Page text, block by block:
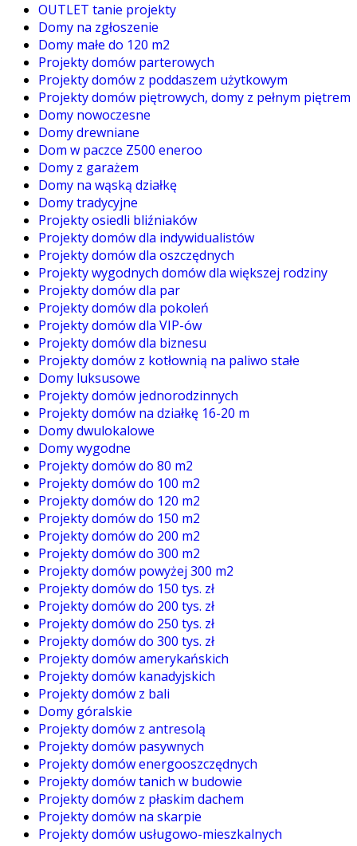
OUTLET tanie projekty
Domy na zgłoszenie
Domy małe do 120 m2
Projekty domów parterowych
Projekty domów z poddaszem użytkowym
Projekty domów piętrowych, domy z pełnym piętrem
Domy nowoczesne
Domy drewniane
Dom w paczce Z500 eneroo
Domy z garażem
Domy na wąską działkę
Domy tradycyjne
Projekty osiedli bliźniaków
Projekty domów dla indywidualistów
Projekty domów dla oszczędnych
Projekty wygodnych domów dla większej rodziny
Projekty domów dla par
Projekty domów dla pokoleń
Projekty domów dla VIP-ów
Projekty domów dla biznesu
Projekty domów z kotłownią na paliwo stałe
Domy luksusowe
Projekty domów jednorodzinnych
Projekty domów na działkę 16-20 m
Domy dwulokalowe
Domy wygodne
Projekty domów do 80 m2
Projekty domów do 100 m2
Projekty domów do 120 m2
Projekty domów do 150 m2
Projekty domów do 200 m2
Projekty domów do 300 m2
Projekty domów powyżej 300 m2
Projekty domów do 150 tys. zł
Projekty domów do 200 tys. zł
Projekty domów do 250 tys. zł
Projekty domów do 300 tys. zł
Projekty domów amerykańskich
Projekty domów kanadyjskich
Projekty domów z bali
Domy góralskie
Projekty domów z antresolą
Projekty domów pasywnych
Projekty domów energooszczędnych
Projekty domów tanich w budowie
Projekty domów z płaskim dachem
Projekty domów na skarpie
Projekty domów usługowo-mieszkalnych